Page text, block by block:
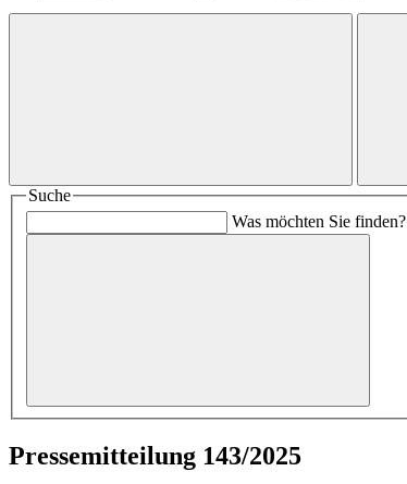
Suche
Was möchten Sie finden?
Pressemitteilung 143/2025